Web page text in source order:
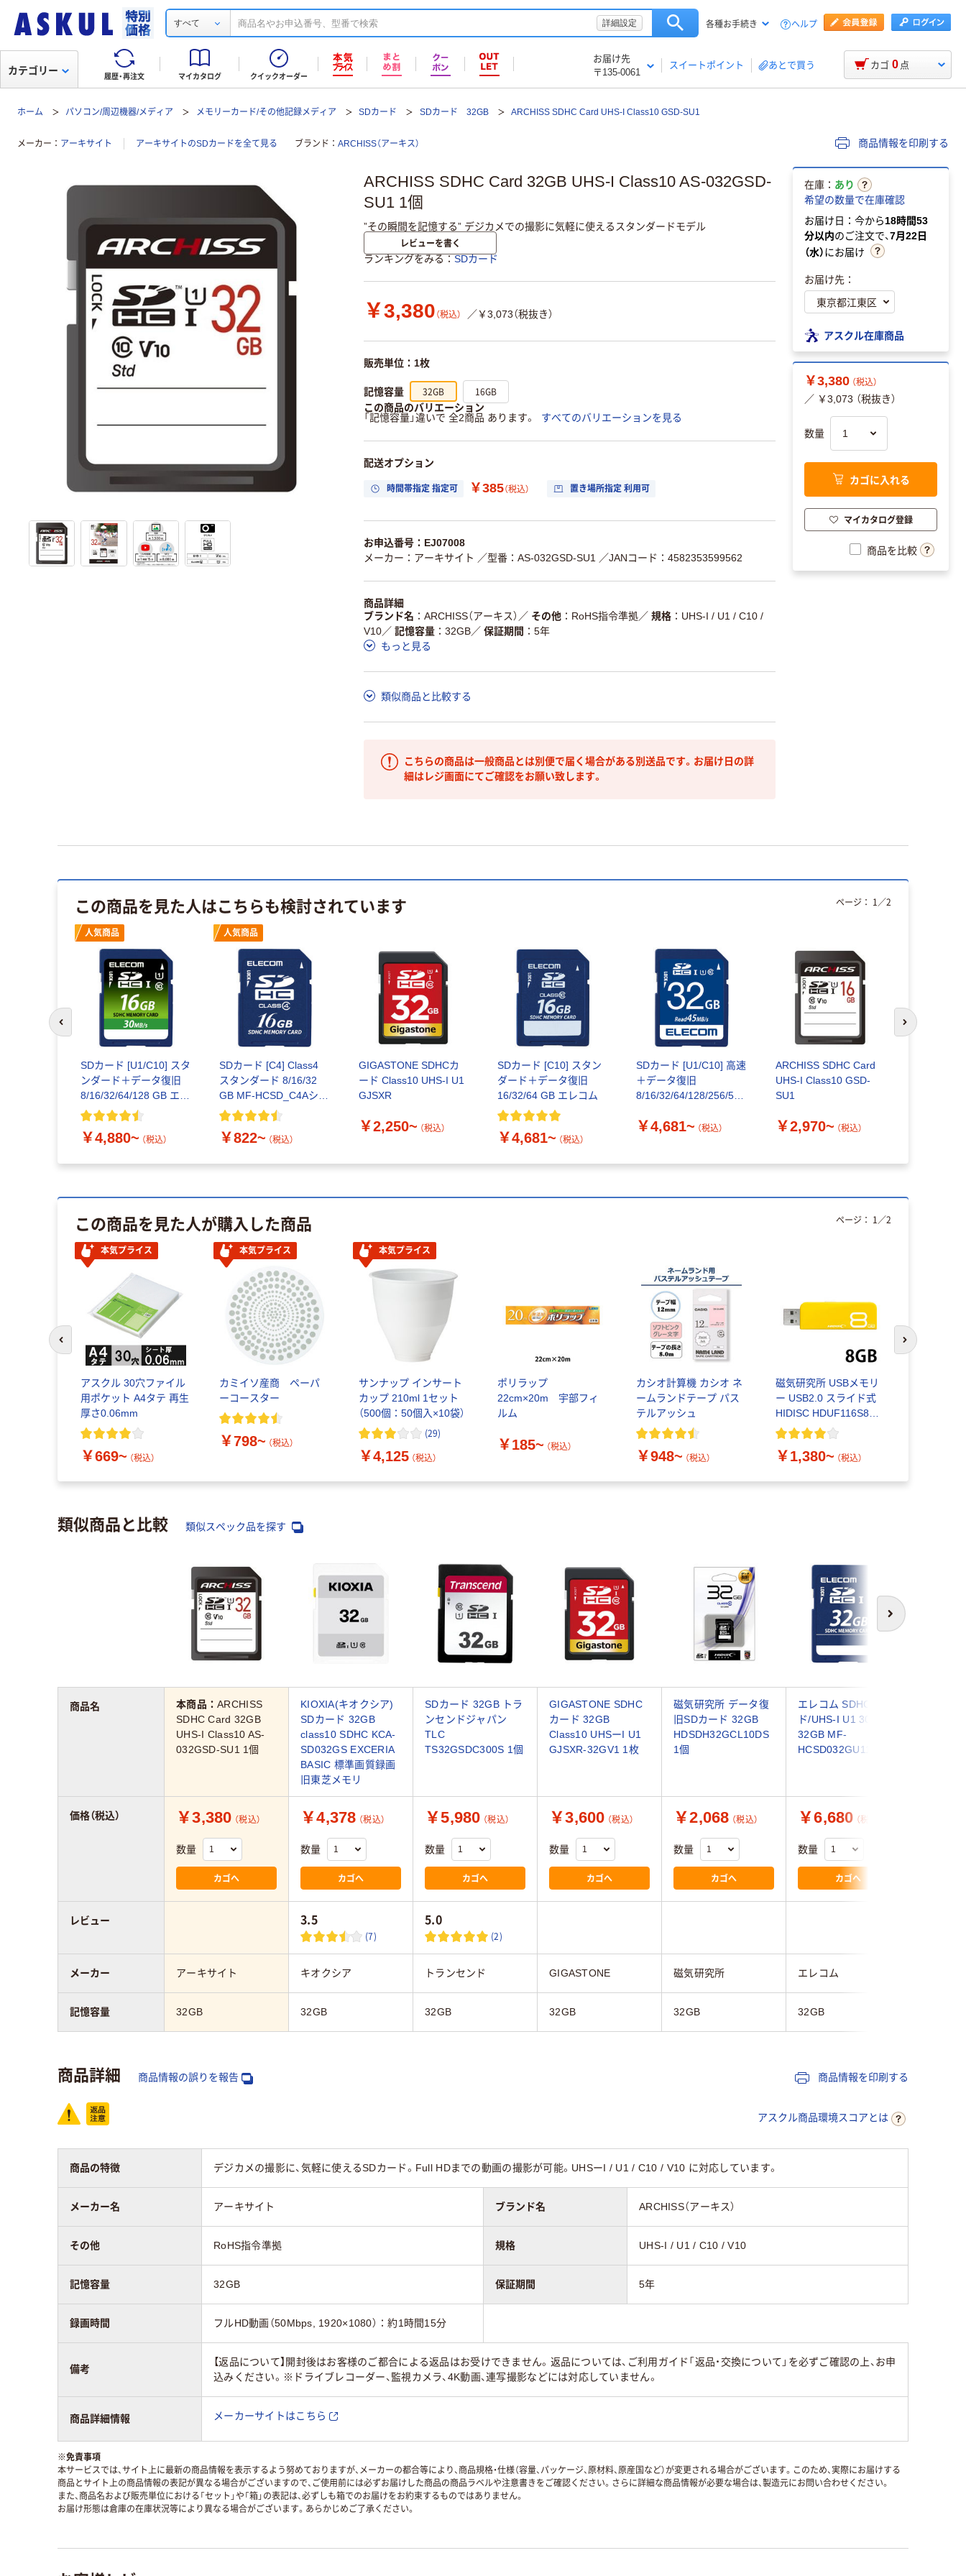
すべて 詳細設定 各種お手続き ヘルプ
履歴・再注文 マイカタログ クイックオーダー
お届け先
〒135-0061
スイートポイント あとで買う
カテゴリー カゴ 0 点
ホーム パソコン/周辺機器/メディア メモリーカード/その他記録メディア SDカード SDカード 32GB ARCHISS SDHC Card UHS-I Class10 GSD-SU1
メーカー アーキサイト アーキサイトのSDカードを全て見る ブランド ARCHISS（アーキス） 商品情報を印刷する
ARCHISS SDHC Card 32GB UHS-I Class10 AS-032GSD-
SU1 1個
”その瞬間を記憶する” デジカメでの撮影に気軽に使えるスタンダードモデル
レビューを書く
ランキングをみる SDカード
￥3,380 （税込） ／￥3,073（税抜き）
販売単位：1枚
記憶容量 32GB 16GB
この商品のバリエーション
「記憶容量」違いで 全2商品 あります。
すべてのバリエーションを見る
配送オプション
時間帯指定 指定可 ￥385（税込） 置き場所指定 利用可
お申込番号：EJ07008
メーカー：アーキサイト ／型番：AS-032GSD-SU1 ／JANコード：4582353599562
商品詳細
ブランド名
ARCHISS（アーキス） ／ その他 RoHS指令準拠／ 規格
UHS-I / U1 / C10 /
V10／ 記憶容量 32GB／ 保証期間
5年
もっと見る
類似商品と比較する
こちらの商品は一般商品とは別便で届く場合がある別送品です。お届け日の詳
細はレジ画面にてご確認をお願い致します。
在庫： あり
希望の数量で在庫確認
お届け日：今から18時間53
分以内のご注文で、7月22日
（水）にお届け
お届け先：
アスクル在庫商品
￥3,380 （税込）
／ ￥3,073 （税抜き）
数量
カゴに入れる
マイカタログ登録
商品を比較
この商品を見た人はこちらも検討されています
人気商品
SDカード [U1/C10] スタ
ンダード＋データ復旧
8/16/32/64/128 GB エレ
コム
￥4,880~ （税込）
人気商品
SDカード [C4] Class4
スタンダード 8/16/32
GB MF-HCSD_C4Aシリ
ーズ エレコム
￥822~ （税込）
GIGASTONE SDHCカ
ード Class10 UHS-I U1
GJSXR
￥2,250~ （税込）
SDカード [C10] スタン
ダード＋データ復旧
16/32/64 GB エレコム
￥4,681~ （税込）
SDカード [U1/C10] 高速
＋データ復旧
8/16/32/64/128/256/512
￥4,681~ （税込）
ARCHISS SDHC Card
UHS-I Class10 GSD-
SU1
￥2,970~ （税込）
ページ： 1 ／2
前のスライドへ 次のスライド
この商品を見た人が購入した商品
本気プライス
アスクル 30穴ファイル
用ポケット A4タテ 再生
厚さ0.06mm
￥669~ （税込）
本気プライス
カミイソ産商 ペーパ
ーコースター
￥798~ （税込）
本気プライス
サンナップ インサート
カップ 210ml 1セット
（500個：50個入×10袋）
(29)
￥4,125 （税込）
ポリラップ
22cm×20m 宇部フィ
ルム
￥185~ （税込）
カシオ計算機 カシオ ネ
ームランドテープ パス
テルアッシュ
￥948~ （税込）
磁気研究所 USBメモリ
ー USB2.0 スライド式
HIDISC HDUF116S8G2
シリーズ 8GB
￥1,380~ （税込）
ページ： 1 ／2
前のスライドへ 次のスライド
類似商品と比較 類似スペック品を探す
次へ
本商品：ARCHISS
SDHC Card 32GB
UHS-I Class10 AS-
032GSD-SU1 1個
KIOXIA(キオクシア)
SDカード 32GB
class10 SDHC KCA-
SD032GS EXCERIA
BASIC 標準画質録画
旧東芝メモリ
SDカード 32GB トラ
ンセンドジャパン
TLC
TS32GSDC300S 1個
GIGASTONE SDHC
カード 32GB
Class10 UHSーI U1
GJSXR-32GV1 1枚
磁気研究所 データ復
旧SDカード 32GB
HDSDH32GCL10DS
1個
エレコム SDHCカー
ド/UHS-I U1 30MB/s
32GB MF-
HCSD032GU11A 1個
￥3,380 （税込）
数量
カゴへ
￥4,378 （税込）
数量
カゴへ
￥5,980 （税込）
数量
カゴへ
￥3,600 （税込）
数量
カゴへ
￥2,068 （税込）
数量
カゴへ
￥6,680 （税込）
数量
カゴへ
3.5
(7)
5.0
(2)
アーキサイト キオクシア トランセンド GIGASTONE 磁気研究所 エレコム
32GB 32GB 32GB 32GB 32GB 32GB
商品名
価格（税込）
レビュー
メーカー
記憶容量
商品詳細 商品情報の誤りを報告 商品情報を印刷する
アスクル商品環境スコアとは
商品の特徴 デジカメの撮影に、気軽に使えるSDカード。Full HDまでの動画の撮影が可能。UHSーI / U1 / C10 / V10 に対応しています。
メーカー名 アーキサイト ブランド名 ARCHISS（アーキス）
その他 RoHS指令準拠 規格 UHS-I / U1 / C10 / V10
記憶容量 32GB 保証期間 5年
録画時間 フルHD動画（50Mbps, 1920×1080）：約1時間15分
備考
【返品について】開封後はお客様のご都合による返品はお受けできません。返品については、ご利用ガイド「返品・交換について」を必ずご確認の上、お申
込みください。※ドライブレコーダー、監視カメラ、4K動画、連写撮影などには対応していません。
商品詳細情報 メーカーサイトはこちら
※免責事項
本サービスでは、サイト上に最新の商品情報を表示するよう努めておりますが、メーカーの都合等により、商品規格・仕様（容量、パッケージ、原材料、原産国など）が変更される場合がございます。このため、実際にお届けする
商品とサイト上の商品情報の表記が異なる場合がございますので、ご使用前には必ずお届けした商品の商品ラベルや注意書きをご確認ください。さらに詳細な商品情報が必要な場合は、製造元にお問い合わせください。
また、商品名および販売単位における「セット」や「箱」の表記は、必ずしも箱でのお届けをお約束するものではありません。
お届け形態は倉庫の在庫状況等により異なる場合がございます。あらかじめご了承ください。